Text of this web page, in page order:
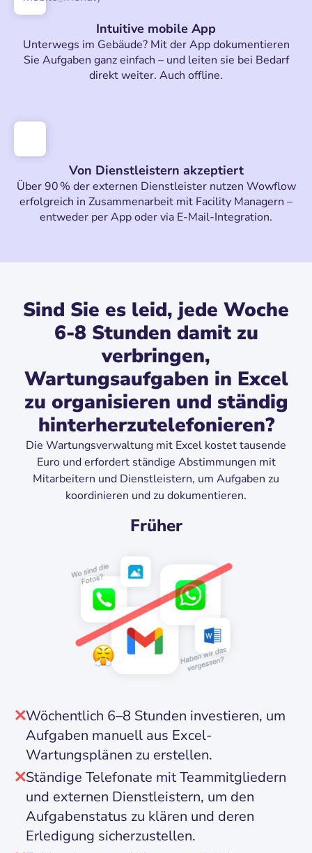
Intuitive mobile App
Unterwegs im Gebäude? Mit der App dokumentieren
Sie Aufgaben ganz einfach – und leiten sie bei Bedarf
direkt weiter. Auch offline.
Von Dienstleistern akzeptiert
Über 90 % der externen Dienstleister nutzen Wowflow
erfolgreich in Zusammenarbeit mit Facility Managern –
entweder per App oder via E-Mail-Integration.
Sind Sie es leid, jede Woche
6-8 Stunden damit zu
verbringen,
Wartungsaufgaben in Excel
zu organisieren und ständig
hinterherzutelefonieren?
Die Wartungsverwaltung mit Excel kostet tausende
Euro und erfordert ständige Abstimmungen mit
Mitarbeitern und Dienstleistern, um Aufgaben zu
koordinieren und zu dokumentieren.
Früher
Wöchentlich 6–8 Stunden investieren, um
Aufgaben manuell aus Excel-
Wartungsplänen zu erstellen.
Ständige Telefonate mit Teammitgliedern
und externen Dienstleistern, um den
Aufgabenstatus zu klären und deren
Erledigung sicherzustellen.